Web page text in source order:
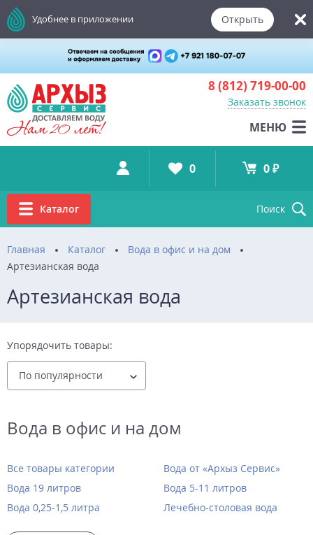
8 (812) 719-00-00
Заказать звонок
МЕНЮ
Удобнее в приложении Открыть
Каталог Поиск
0 0 ₽
Главная Каталог
Вода в офис и на дом
Артезианская вода
Артезианская вода
Упорядочить товары:
Вода в офис и на дом
Все товары категории
Вода от «Архыз Сервис»
Вода 19 литров
Вода 5-11 литров
Вода 0,25-1,5 литра
Лечебно-столовая вода